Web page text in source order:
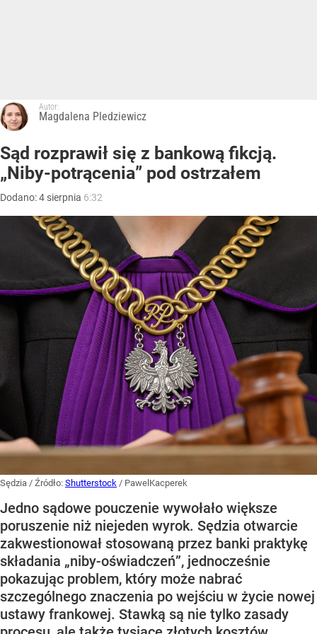
Autor:
Magdalena Pledziewicz
Sąd rozprawił się z bankową fikcją.
„Niby-potrącenia” pod ostrzałem
Dodano:4 sierpnia 6:32
Sędzia / Źródło: Shutterstock / PawelKacperek
Jedno sądowe pouczenie wywołało większe
poruszenie niż niejeden wyrok. Sędzia otwarcie
zakwestionował stosowaną przez banki praktykę
składania „niby-oświadczeń”, jednocześnie
pokazując problem, który może nabrać
szczególnego znaczenia po wejściu w życie nowej
ustawy frankowej. Stawką są nie tylko zasady